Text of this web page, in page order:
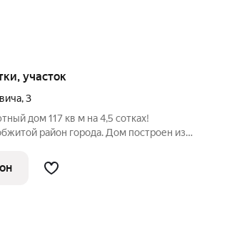
участок
,3
дом 117 кв м на 4,5 сотках!
район города. Дом построен из
кухня-гостиная с выходом на летнюю